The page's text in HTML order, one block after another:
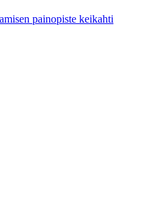
painopiste keikahti